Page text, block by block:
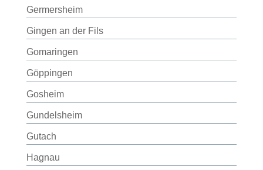
Germersheim
Gingen an der Fils
Gomaringen
Göppingen
Gosheim
Gundelsheim
Gutach
Hagnau